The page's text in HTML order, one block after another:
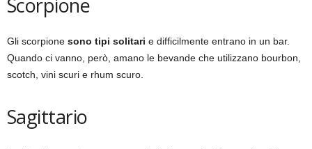
Scorpione
Gli scorpione sono tipi solitari e difficilmente entrano in un bar.
Quando ci vanno, però, amano le bevande che utilizzano bourbon,
scotch, vini scuri e rhum scuro.
Sagittario